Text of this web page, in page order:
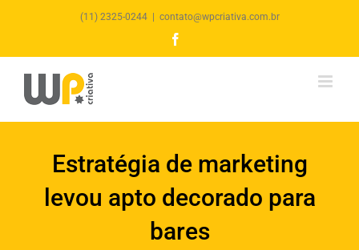
(11) 2325-0244 contato@wpcriativa.com.br
Estratégia de marketing
levou apto decorado para
bares